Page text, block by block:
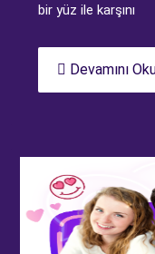
bir yüz ile karşını
Devamını